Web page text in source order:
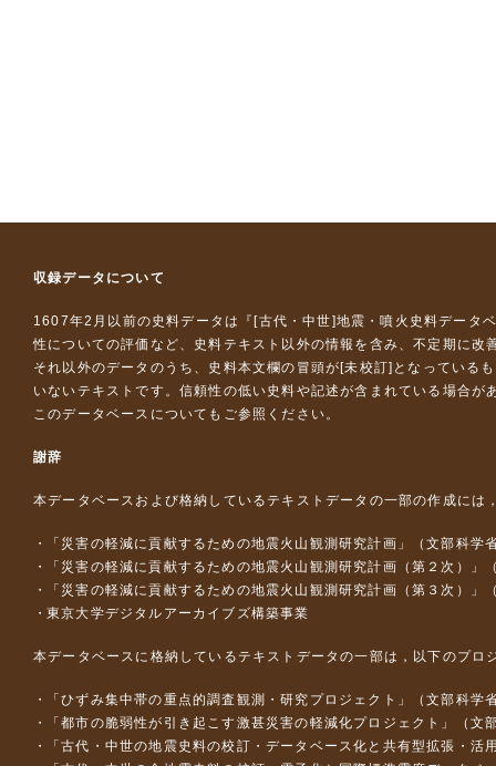
収録データについて
1607年2月以前の史料データは『 [古代・中世]地震・噴火史料データ
性についての評価など、史料テキスト以外の情報を含み、不定期に改
それ以外のデータのうち、史料本文欄の冒頭が[未校訂]となっている
いないテキストです。信頼性の低い史料や記述が含まれている場合が
このデータベースについて もご参照ください。
謝辞
本データベースおよび格納しているテキストデータの一部の作成には
「災害の軽減に貢献するための地震火山観測研究計画」（文部科学
「災害の軽減に貢献するための地震火山観測研究計画（第２次）」
「災害の軽減に貢献するための地震火山観測研究計画（第３次）」
東京大学デジタルアーカイブズ構築事業
本データベースに格納しているテキストデータの一部は，以下のプロ
「ひずみ集中帯の重点的調査観測・研究プロジェクト」（文部科
「都市の脆弱性が引き起こす激甚災害の軽減化プロジェクト」（
「古代・中世の地震史料の校訂・データベース化と共有型拡張・